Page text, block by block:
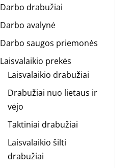
Darbo drabužiai
Darbo avalynė
Darbo saugos priemonės
Laisvalaikio prekės
Laisvalaikio drabužiai
Drabužiai nuo lietaus ir
vėjo
Taktiniai drabužiai
Laisvalaikio šilti
drabužiai